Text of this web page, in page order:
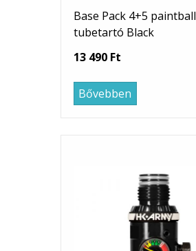
Base Pack 4+5 paintball
tubetartó Black
13 490 Ft
Bővebben